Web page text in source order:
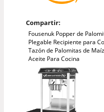
Compartir:
Fousenuk Popper de
Plegable Recipiente para
Tazón de Palomitas de
Aceite Para Cocina